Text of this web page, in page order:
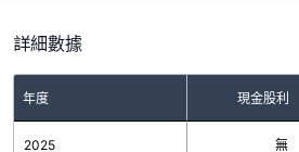
詳細數據
年度 現金股利
2025 無